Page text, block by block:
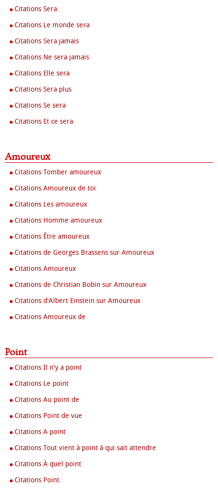
Citations Sera
Citations Le monde sera
Citations Sera jamais
Citations Ne sera jamais
Citations Elle sera
Citations Sera plus
Citations Se sera
Citations Et ce sera
Amoureux
Citations Tomber amoureux
Citations Amoureux de toi
Citations Les amoureux
Citations Homme amoureux
Citations Être amoureux
Citations de Georges Brassens sur Amoureux
Citations Amoureux
Citations de Christian Bobin sur Amoureux
Citations d'Albert Einstein sur Amoureux
Citations Amoureux de
Point
Citations Il n'y a point
Citations Le point
Citations Au point de
Citations Point de vue
Citations A point
Citations Tout vient à point à qui sait attendre
Citations À quel point
Citations Point